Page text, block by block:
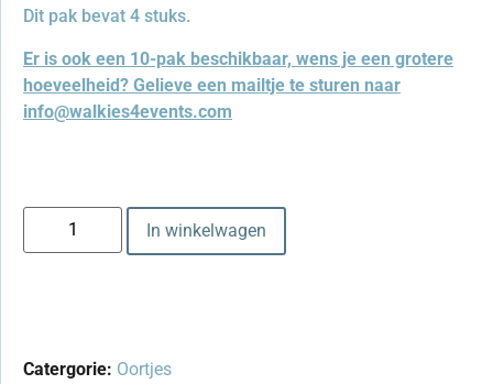
Dit pak bevat 4 stuks.
Er is ook een 10-pak beschikbaar, wens je een grotere
hoeveelheid? Gelieve een mailtje te sturen naar
info@walkies4events.com
In winkelwagen
Catergorie: Oortjes